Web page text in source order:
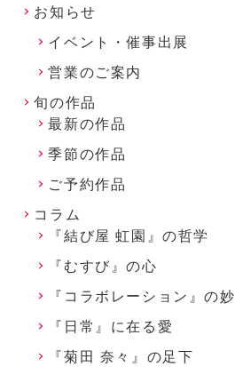
お知らせ
イベント・催事出展
営業のご案内
旬の作品
最新の作品
季節の作品
ご予約作品
コラム
『結び屋 虹園』の哲学
『むすび』の心
『コラボレーション』の妙
『日常』に在る愛
『菊田 奈々』の足下